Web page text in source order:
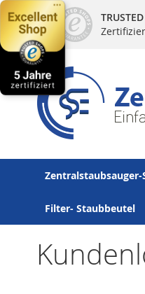
Direkt
zum
Inhalt
Zentralstaubsauger-
Filter- Staubbeutel